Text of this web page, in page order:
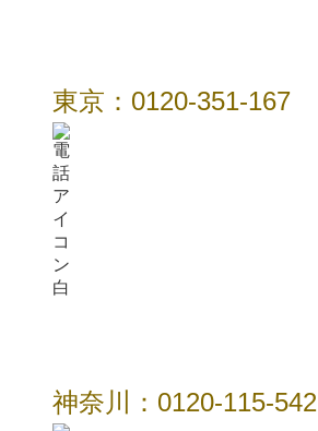
東京：0120-351-167
神奈川：0120-115-542